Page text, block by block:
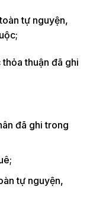
tự nguyện,
thuận đã ghi
đã ghi trong
tự nguyện,